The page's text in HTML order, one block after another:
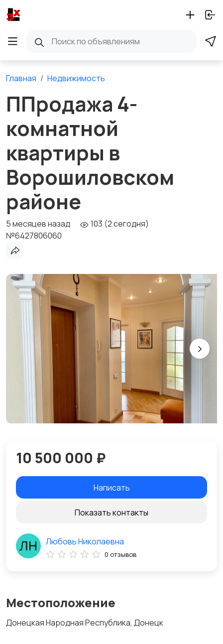
Главная Недвижимость
ППродажа 4-
комнатной
квартиры в
Ворошиловском
районе
5 месяцев назад
103 (2 сегодня)
№6427806060
Местоположение
Донецкая Народная Республика, Донецк
10 500 000 ₽
Написать
Показать контакты
Любовь Николаевна
0 отзывов